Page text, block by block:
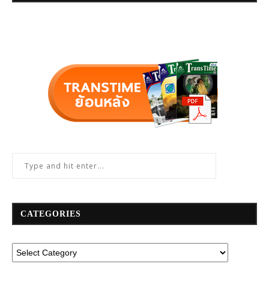
CATEGORIES